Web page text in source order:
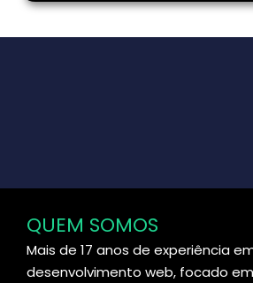
QUEM SOMOS
Mais de 17 anos de experiência
desenvolvimento web, focado